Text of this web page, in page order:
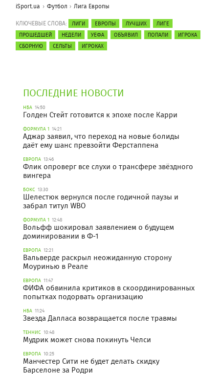
iSport.ua Футбол Лига Европы
КЛЮЧЕВЫЕ СЛОВА: ЛИГИ ЕВРОПЫ ЛУЧШИХ
ЛИГЕ
ПРОШЕДШЕЙ
НЕДЕЛИ УЕФА ОБЪЯВИЛ ПОПАЛИ
ИГРОКА
СБОРНУЮ
СЕЛЬТЫ ИГРОКАХ
ПОСЛЕДНИЕ НОВОСТИ
НБА 14:50
Голден Стейт готовится к эпохе после Карри
ФОРМУЛА 1 14:21
Аджар заявил, что переход на новые болиды
даёт ему шанс превзойти Ферстаппена
ЕВРОПА 13:46
Флик опроверг все слухи о трансфере звёздного
вингера
БОКС 13:30
Шелестюк вернулся после годичной паузы и
забрал титул WBO
ФОРМУЛА 1 12:48
Вольфф шокировал заявлением о будущем
доминировании в Ф-1
ЕВРОПА 12:21
Вальверде раскрыл неожиданную сторону
Моуринью в Реале
ЕВРОПА 11:47
ФИФА обвинила критиков в скоординированных
попытках подорвать организацию
НБА 11:24
Звезда Далласа возвращается после травмы
ТЕННИС 10:48
Мудрик может снова покинуть Челси
ЕВРОПА 10:25
Манчестер Сити не будет делать скидку
Барселоне за Родри